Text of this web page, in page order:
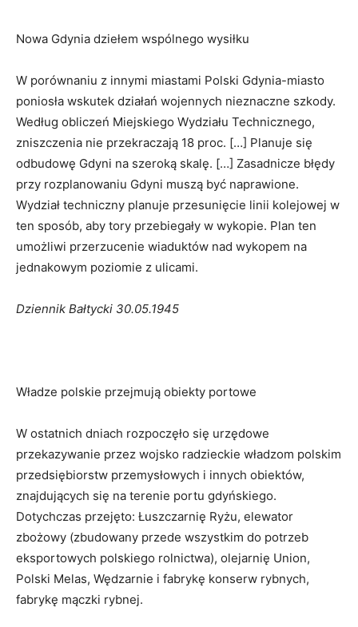
Nowa Gdynia dziełem wspólnego wysiłku
W porównaniu z innymi miastami Polski Gdynia-miasto
poniosła wskutek działań wojennych nieznaczne szkody.
Według obliczeń Miejskiego Wydziału Technicznego,
zniszczenia nie przekraczają 18 proc. […] Planuje się
odbudowę Gdyni na szeroką skalę. […] Zasadnicze błędy
przy rozplanowaniu Gdyni muszą być naprawione.
Wydział techniczny planuje przesunięcie linii kolejowej w
ten sposób, aby tory przebiegały w wykopie. Plan ten
umożliwi przerzucenie wiaduktów nad wykopem na
jednakowym poziomie z ulicami.
Dziennik Bałtycki 30.05.1945
Władze polskie przejmują obiekty portowe
W ostatnich dniach rozpoczęło się urzędowe
przekazywanie przez wojsko radzieckie władzom polskim
przedsiębiorstw przemysłowych i innych obiektów,
znajdujących się na terenie portu gdyńskiego.
Dotychczas przejęto: Łuszczarnię Ryżu, elewator
zbożowy (zbudowany przede wszystkim do potrzeb
eksportowych polskiego rolnictwa), olejarnię Union,
Polski Melas, Wędzarnie i fabrykę konserw rybnych,
fabrykę mączki rybnej.